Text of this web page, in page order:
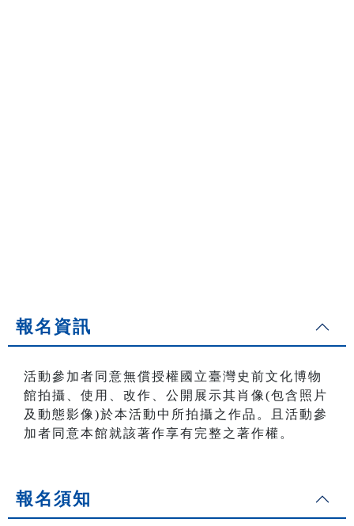
報名資訊
活動參加者同意無償授權國立臺灣史前文化博物
館拍攝、使用、改作、公開展示其肖像(包含照片
及動態影像)於本活動中所拍攝之作品。且活動參
加者同意本館就該著作享有完整之著作權。
報名須知